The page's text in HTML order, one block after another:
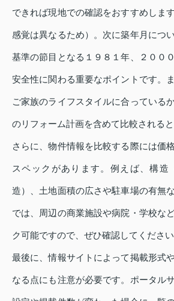
できれば現地での確認をおすすめしま
感覚は異なるため）。次に築年月につ
基準の節目となる１９８１年、２００
安全性に関わる重要なポイントです。
ご家族のライフスタイルに合っている
のリフォーム計画を含めて比較されると
さらに、物件情報を比較する際には価
スペックがあります。例えば、構造
造）、土地面積の広さや駐車場の有無
では、周辺の商業施設や病院・学校な
ク可能ですので、ぜひ確認してください
最後に、情報サイトによって掲載形式
なる点にも注意が必要です。ポータル